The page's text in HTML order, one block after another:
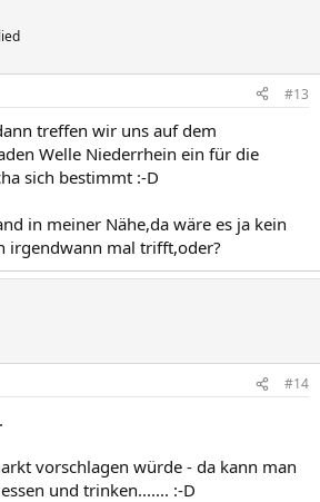
#13
treffen wir uns auf dem
Welle Niederrhein ein für die
sich bestimmt :-D
in meiner Nähe,da wäre es ja kein
irgendwann mal trifft,oder?
#14
vorschlagen würde - da kann man
und trinken....... :-D